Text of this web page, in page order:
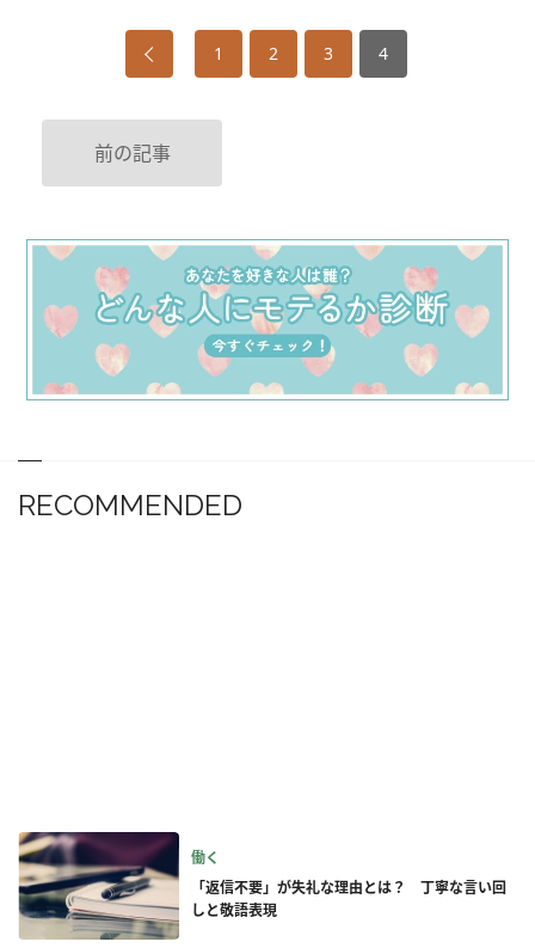
1 2 3 4
前の記事
RECOMMENDED
働く
「返信不要」が失礼な理由とは？ 丁寧な言い回
しと敬語表現